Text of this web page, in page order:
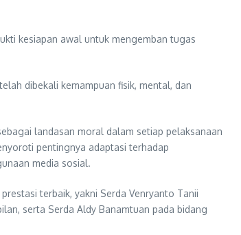
kesiapan awal untuk mengemban tugas
dibekali kemampuan fisik, mental, dan
landasan moral dalam setiap pelaksanaan
pentingnya adaptasi terhadap
media sosial.
terbaik, yakni Serda Venryanto Tanii
serta Serda Aldy Banamtuan pada bidang